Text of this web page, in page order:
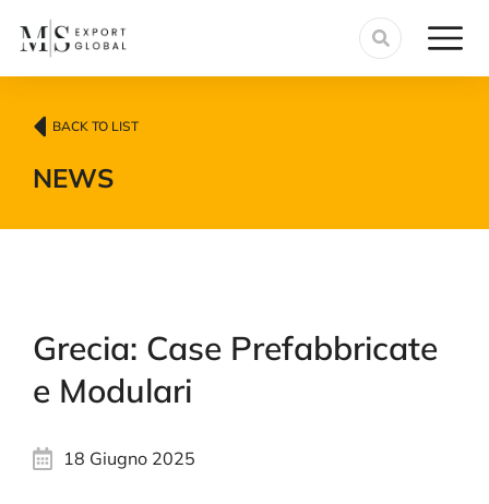
BACK TO LIST
NEWS
Grecia: Case Prefabbricate
e Modulari
18 Giugno 2025